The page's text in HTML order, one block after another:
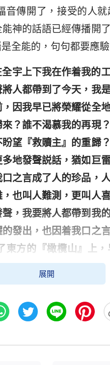
音傳開了，接受的人
神的話語已經傳播開
全能的，句句都要應
全宇上下我在作着我的
人都帶到了今天，我
因我早已將榮耀從全
？誰不渴慕我的再現
望『救贖主』的重歸
地發聲説話，猶如巨
之言成了人的珍品，
也叫人難測，更叫人
，我要將人都帶到我
發出，也因着我口之
東方的『橄欖山』上
，從人中間離開，又
人弃絶的『嬰兒』，更
見我的發聲，觀看我
旨——讓萬邦朝拜，
展開